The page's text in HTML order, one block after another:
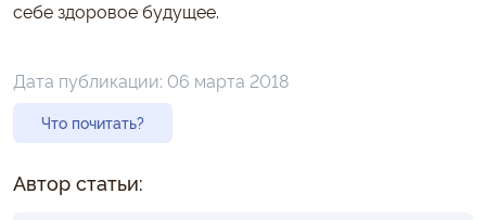
себе здоровое будущее.
Дата публикации: 06 марта 2018
Что почитать?
Автор статьи: